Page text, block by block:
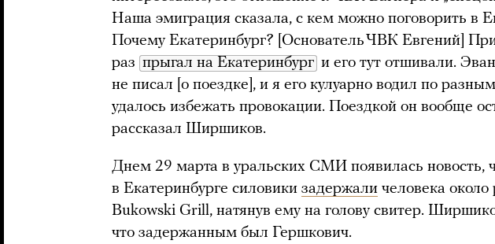
Наша эмиграция сказала, с кем можно поговорить в
Почему Екатеринбург? [Основатель ЧВК Евгений]
раз прыгал на Екатеринбург и его тут отшивали.
не писал [о поездке], и я его кулуарно водил по
удалось избежать провокации. Поездкой он вообще
рассказал Ширшиков.
Днем 29 марта в уральских СМИ появилась новость,
в Екатеринбурге силовики задержали человека около
Bukowski Grill, натянув ему на голову свитер.
что задержанным был Гершкович.